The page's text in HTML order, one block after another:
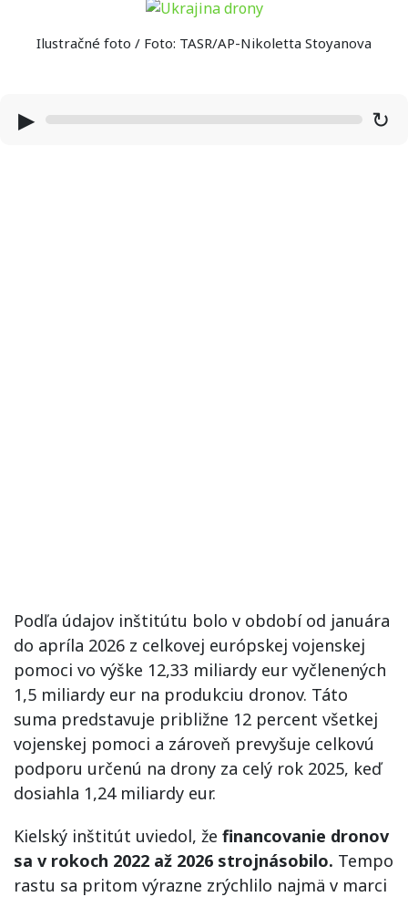
Ilustračné foto / Foto: TASR/AP-Nikoletta Stoyanova
▶ ↻
Podľa údajov inštitútu bolo v období od januára
do apríla 2026 z celkovej európskej vojenskej
pomoci vo výške 12,33 miliardy eur vyčlenených
1,5 miliardy eur na produkciu dronov. Táto
suma predstavuje približne 12 percent všetkej
vojenskej pomoci a zároveň prevyšuje celkovú
podporu určenú na drony za celý rok 2025, keď
dosiahla 1,24 miliardy eur.
Kielský inštitút uviedol, že financovanie dronov
sa v rokoch 2022 až 2026 strojnásobilo. Tempo
rastu sa pritom výrazne zrýchlilo najmä v marci